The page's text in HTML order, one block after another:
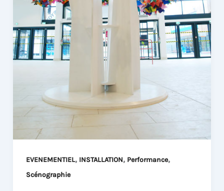
EVENEMENTIEL, INSTALLATION, Performance,
Scénographie